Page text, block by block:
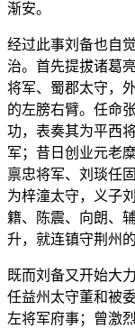
渐安。
经过此事刘备也自
治。首先提拔诸葛
将军、蜀郡太守，
的左膀右臂。任命
功，表奏其为平西
军；昔日创业元老
禀忠将军、刘琰任
为梓潼太守，义子
籍、陈震、向朗、
升，就连镇守荆州
既而刘备又开始大
任益州太守董和被
左将军府事；曾激